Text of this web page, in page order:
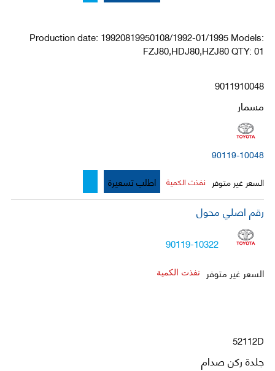
Production date: 19920819950108/1992-01/1995 Models:
FZJ80,HDJ80,HZJ80 QTY: 01
9011910048
مسمار
90119-10048
السعر غير متوفر نفذت الكمية اطلب تسعيرة
رقم اصلي محول
90119-10322
السعر غير متوفر
نفذت الكمية
52112D
جلدة ركن صدام